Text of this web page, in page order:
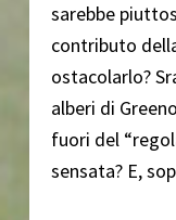
sarebbe
contributo
ostacolarlo?
alberi di
fuori del
sensata? E,